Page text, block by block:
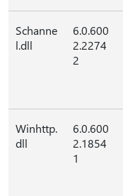
Schanne
l.dll
6.0.600
2.2274
2
Winhttp.
dll
6.0.600
2.1854
1